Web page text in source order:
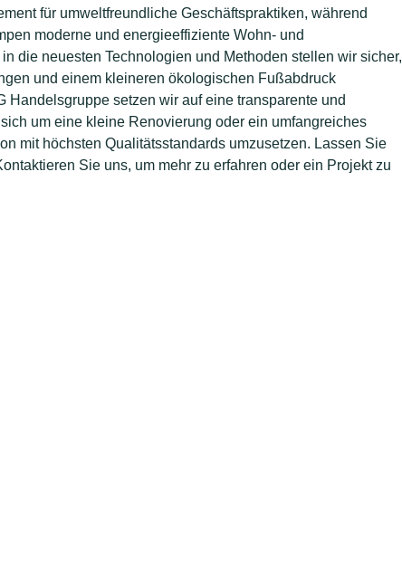
für umweltfreundliche Geschäftspraktiken, während
moderne und energieeffiziente Wohn- und
die neuesten Technologien und Methoden stellen wir sicher,
und einem kleineren ökologischen Fußabdruck
Handelsgruppe setzen wir auf eine transparente und
um eine kleine Renovierung oder ein umfangreiches
mit höchsten Qualitätsstandards umzusetzen. Lassen Sie
Sie uns, um mehr zu erfahren oder ein Projekt zu